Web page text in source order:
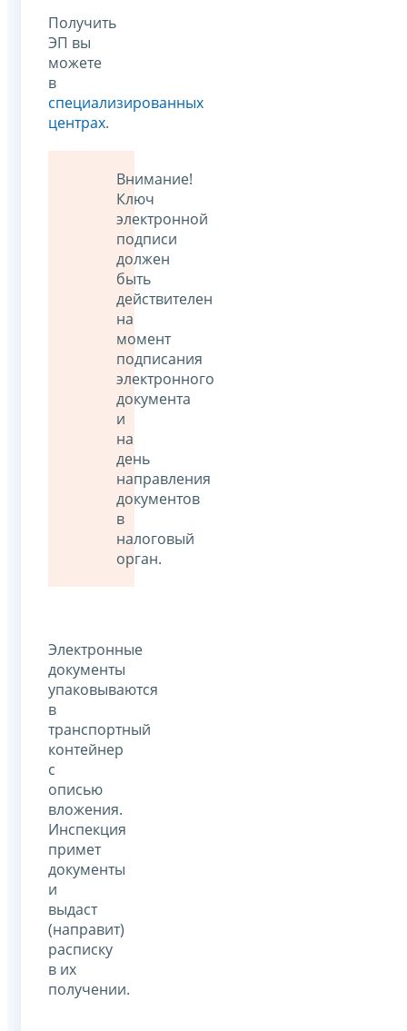
Получить
ЭП вы
можете
в
специализированных
центрах.
Внимание!
Ключ
электронной
подписи
должен
быть
действителен
на
момент
подписания
электронного
документа
и
на
день
направления
документов
в
налоговый
орган.
Электронные
документы
упаковываются
в
транспортный
контейнер
с
описью
вложения.
Инспекция
примет
документы
и
выдаст
(направит)
расписку
в их
получении.